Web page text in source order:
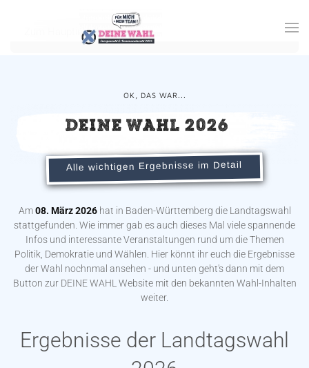
Zum Hauptinhalt springen
OK, DAS WAR...
DEINE WAHL 2026
Alle wichtigen Ergebnisse im Detail
Am08. März 2026hat in Baden-Württemberg die Landtagswahl
stattgefunden. Wie immer gab es auch dieses Mal viele spannende
Infos und interessante Veranstaltungen rund um die Themen
Politik, Demokratie und Wählen. Hier könnt ihr euch die Ergebnisse
der Wahl nochnmal ansehen - und unten geht's dann mit dem
Button zur DEINE WAHL Website mit den bekannten Wahl-Inhalten
weiter.
Ergebnisse der Landtagswahl